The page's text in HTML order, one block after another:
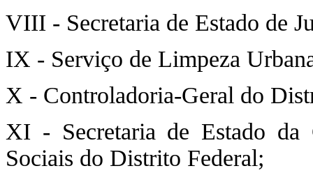
VIII - Secretaria de Estado de
IX - Serviço de Limpeza
X - Controladoria-Geral do
XI - Secretaria de Estado da
Sociais do Distrito Federal;